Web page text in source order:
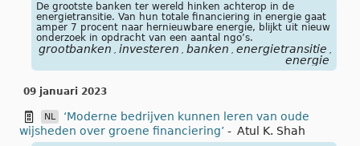
De grootste banken ter wereld hinken achterop in de
energietransitie. Van hun totale financiering in energie gaat
amper 7 procent naar hernieuwbare energie, blijkt uit nieuw
onderzoek in opdracht van een aantal ngo’s.
grootbanken , investeren , banken , energietransitie ,
energie
09 januari 2023
NL
‘Moderne bedrijven kunnen leren van oude
wijsheden over groene financiering’ - Atul K. Shah